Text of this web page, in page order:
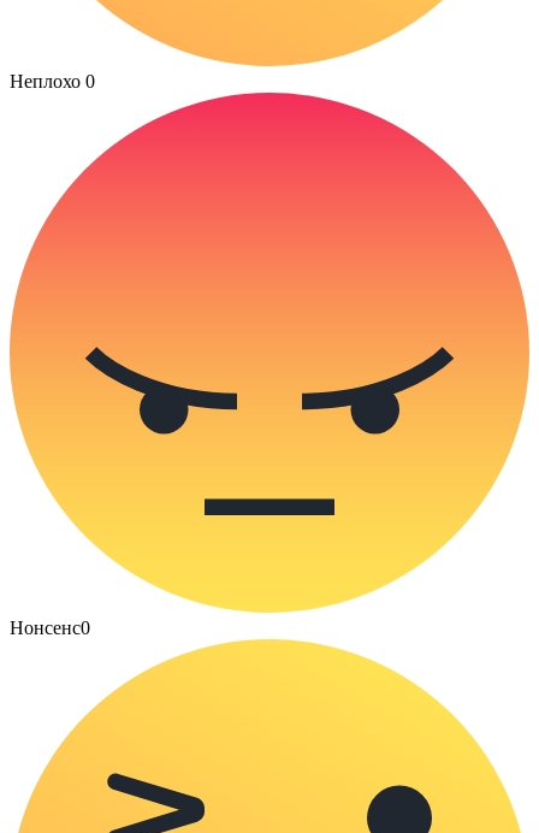
Неплохо 0
Нонсенс0